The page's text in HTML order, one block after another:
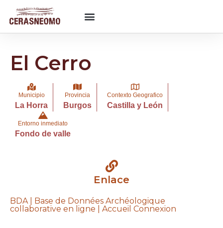
El Cerro
Municipio
La Horra
Provincia
Burgos
Contexto Geografico
Castilla y León
Entorno inmediato
Fondo de valle
Enlace
BDA | Base de Données Archéologique
collaborative en ligne | Accueil Connexion